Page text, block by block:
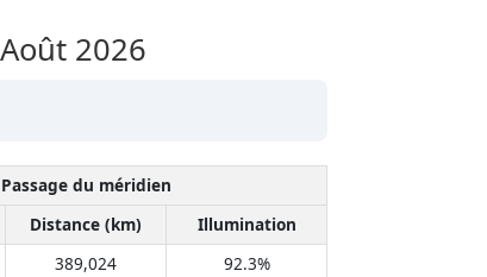
Août 2026
Passage du méridien
Distance (km)
Illumination
389,024
92.3%